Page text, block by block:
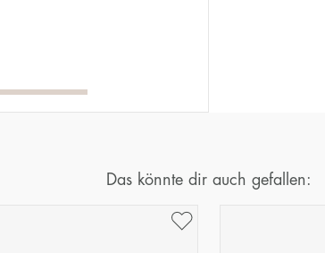
Das könnte dir auch gefallen: